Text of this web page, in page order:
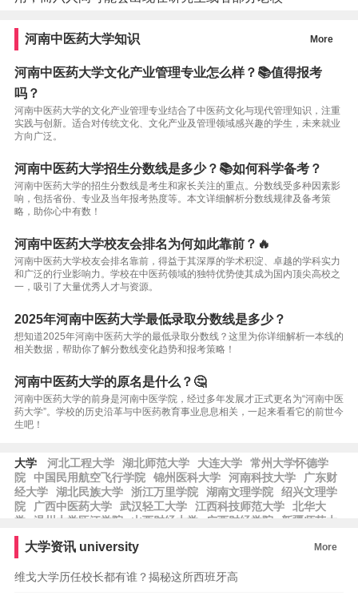
河南中医药大学知识 More
河南中医药大学文化产业管理专业怎么样？📚值得报考
吗？
河南中医药大学的文化产业管理专业结合了中医药文化与现代管理知识，注重
实践与创新。适合对传统文化、文化产业及管理领域感兴趣的学生，未来就业
方向广泛。
河南中医药大学招生分数线是多少？📚如何科学备考？
河南中医药大学的招生分数线是考生和家长关注的重点。分数线受多种因素影
响，包括省份、专业及当年报考热度等。本文详细解析分数线规律及备考策
略，助你心中有数！
河南中医药大学校友会排名为何如此靠前？🔥
河南中医药大学校友会排名靠前，得益于其深厚的学术积淀、卓越的学科实力
和广泛的行业影响力。学校在中医药领域的独特优势使其成为国内顶尖高校之
一，吸引了大量优秀人才与资源。
2025年河南中医药大学最低录取分数线是多少？
想知道2025年河南中医药大学的最低录取分数线？这里为你详细解析一本线的
相关数据，帮助你了解分数线变化趋势和报考策略！
河南中医药大学的原名是什么？🤔
河南中医药大学的前身是河南中医学院，经过多年发展才正式更名为“河南中医
药大学”。学校的历史沿革与中医药教育事业息息相关，一起来看看它的前世今
生吧！
大学 河北工程大学 湖北师范大学 大连大学
常州大学怀德学
院
中国民用航空飞行学院 锦州医科大学 河南科技大学
广东财
经大学
湖北民族大学 浙江万里学院 湖南文理学院
绍兴文理学
院
广西中医药大学 武汉轻工大学 江西科技师范大学
北华大
学
温州大学瓯江学院 山西财经大学 广西财经学院
新疆师范大
学
学院
西藏民族大学 湖南工程学院
湖北第二
大学资讯 university More
维戈大学历任校长都有谁？揭秘这所西班牙高